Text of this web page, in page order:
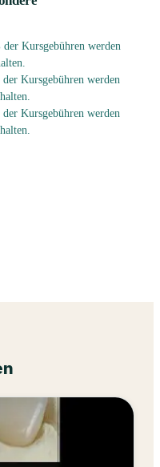
der Kursgebühren werden
Kursgebühren werden
der Kursgebühren werden